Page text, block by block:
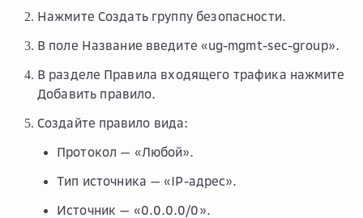
Нажмите Создать группу безопасности.
В поле Название введите «ug-mgmt-sec-group».
В разделе Правила входящего трафика нажмите
Добавить правило.
Создайте правило вида:
Протокол — «Любой».
Тип источника — «IP-адрес».
Источник — «0.0.0.0/0».